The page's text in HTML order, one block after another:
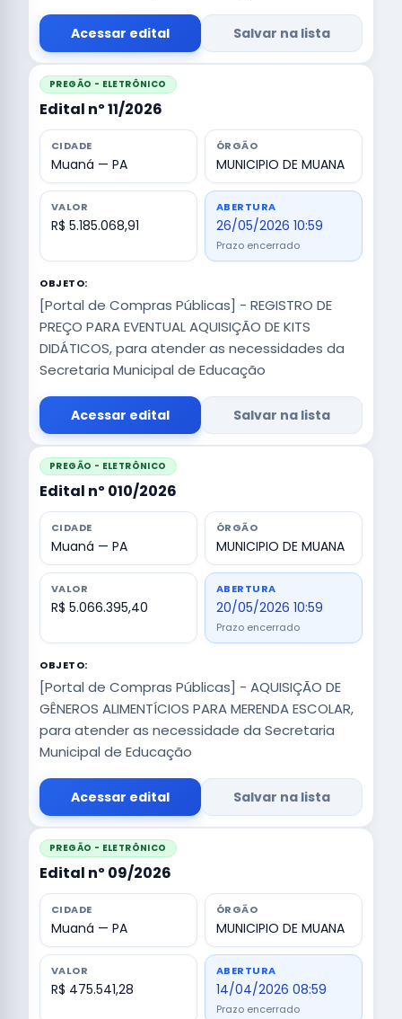
Acessar edital Salvar na lista
PREGÃO - ELETRÔNICO
Edital nº 11/2026
CIDADE
Muaná — PA
ÓRGÃO
MUNICIPIO DE MUANA
VALOR
R$ 5.185.068,91
ABERTURA
26/05/2026 10:59
Prazo encerrado
OBJETO:
[Portal de Compras Públicas] - REGISTRO DE
PREÇO PARA EVENTUAL AQUISIÇÃO DE KITS
DIDÁTICOS, para atender as necessidades da
Secretaria Municipal de Educação
Acessar edital Salvar na lista
PREGÃO - ELETRÔNICO
Edital nº 010/2026
CIDADE
Muaná — PA
ÓRGÃO
MUNICIPIO DE MUANA
VALOR
R$ 5.066.395,40
ABERTURA
20/05/2026 10:59
Prazo encerrado
OBJETO:
[Portal de Compras Públicas] - AQUISIÇÃO DE
GÊNEROS ALIMENTÍCIOS PARA MERENDA ESCOLAR,
para atender as necessidade da Secretaria
Municipal de Educação
Acessar edital Salvar na lista
PREGÃO - ELETRÔNICO
Edital nº 09/2026
CIDADE
Muaná — PA
ÓRGÃO
MUNICIPIO DE MUANA
VALOR
R$ 475.541,28
ABERTURA
14/04/2026 08:59
Prazo encerrado